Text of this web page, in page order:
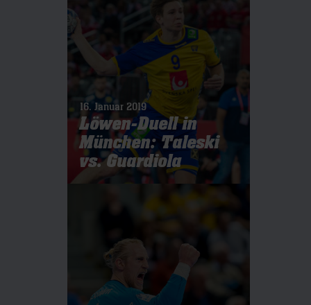
16. Januar 2019
Löwen-Duell in
München: Taleski
vs. Guardiola